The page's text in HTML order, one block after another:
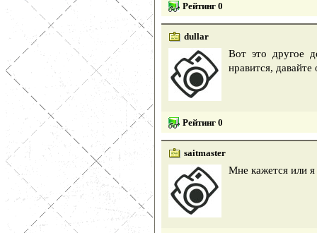
Рейтинг 0
dullar
Вот это другое
нравится,
Рейтинг 0
saitmaster
Мне кажется или я